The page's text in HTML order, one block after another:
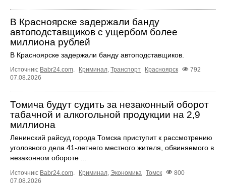
В Красноярске задержали банду
автоподставщиков с ущербом более
миллиона рублей
В Красноярске задержали банду автоподставщиков.
Источник: Babr24.com. Криминал, Транспорт Красноярск
792
07.08.2026
Томича будут судить за незаконный оборот
табачной и алкогольной продукции на 2,9
миллиона
Ленинский райсуд города Томска приступит к рассмотрению
уголовного дела 41-летнего местного жителя, обвиняемого в
незаконном обороте ...
Источник: Babr24.com Криминал Экономика Томск
800
07.08.2026